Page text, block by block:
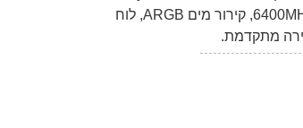
כרטיס מסך Zotac RTX 5090, זיכרון DDR5 לבן 6400MHz, קירור מים ARGB, לוח